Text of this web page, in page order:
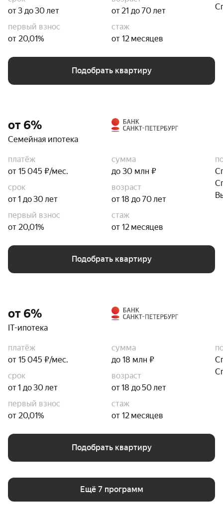
от 3 до 30 лет
от 21 до 70 лет
первый взнос
от 20,01%
стаж
от 12 месяцев
Подобрать квартиру
от 6%
Семейная ипотека
платёж
от 15 045 ₽/мес.
сумма
до 30 млн ₽
срок
от 1 до 30 лет
возраст
от 18 до 70 лет
первый взнос
от 20,01%
стаж
от 12 месяцев
Подобрать квартиру
от 6%
IT-ипотека
платёж
от 15 045 ₽/мес.
сумма
до 18 млн ₽
срок
от 1 до 30 лет
возраст
от 18 до 50 лет
первый взнос
от 20,01%
стаж
от 12 месяцев
Подобрать квартиру
Ещё 7 программ